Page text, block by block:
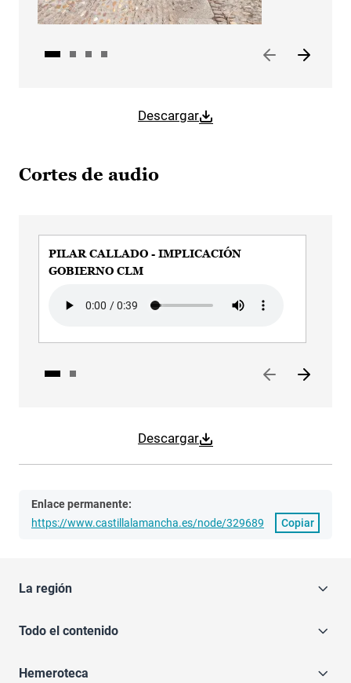
Descargar
Cortes de audio
Descargar
PILAR CALLADO - IMPLICACIÓN
GOBIERNO CLM
Enlace permanente:
https://www.castillalamancha.es/node/329689
Copiar
La región
Todo el contenido
Hemeroteca